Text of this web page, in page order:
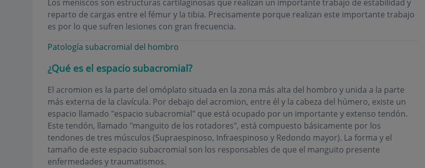
Los meniscos son estructuras cartilaginosas que realizan un importante trabajo de estabilidad y
reparto de cargas entre el fémur y la tibia. Precisamente porque realizan este importante trabajo
es por lo que sufren lesiones con gran frecuencia.
Patología subacromial del hombro
¿Qué es el espacio subacromial?
El acromion es la parte del omóplato situada en la zona más alta del hombro y unida a la parte
más externa de la clavícula. Por debajo del acromion, entre él y la cabeza del húmero, existe un
espacio llamado "espacio subacromial" que está ocupado por un importante y extenso tendón.
Este tendón, llamado "manguito de los rotadores", está compuesto básicamente por los
tendones de tres músculos (Supraespinoso, Infraespinoso y Redondo mayor). La forma y el
tamaño de este espacio subacromial son los responsables de que el manguito presente
enfermedades y traumatismos.